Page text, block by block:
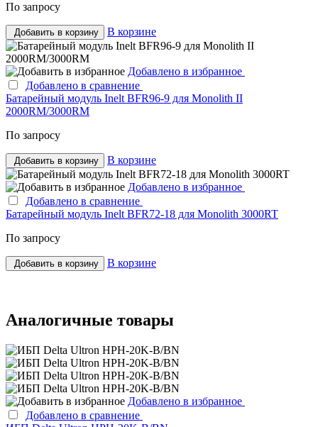
По запросу
Добавить в корзину В корзине
Добавлено в избранное
Добавлено в сравнение
Батарейный модуль Inelt BFR96-9 для Monolith II
2000RM/3000RM
По запросу
Добавить в корзину В корзине
Добавлено в избранное
Добавлено в сравнение
Батарейный модуль Inelt BFR72-18 для Monolith 3000RT
По запросу
Добавить в корзину В корзине
Аналогичные товары
Добавлено в избранное
Добавлено в сравнение